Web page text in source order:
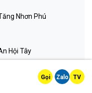
Nhơn Phú
Hội Tây
Hội Đông
Gọi Zalo TV